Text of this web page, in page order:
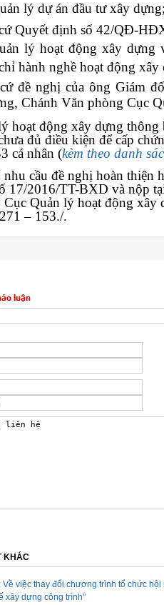
lý dự án đầu tư xây dựng;
Quyết định số 42/QĐ-
lý hoạt động xây dựng
hành nghề hoạt động xây
đề nghị của ông Giám
Chánh Văn phòng Cục
hoạt động xây dựng
đủ điều kiện để cấp
cá nhân (kèm theo danh
nhu cầu đề nghị hoàn
17/2016/TT-BXD và nộp
Quản lý hoạt động xây
– 153./.
KHÁC
Về việc thay đổi chương trình tổ chức
xây dựng công trình"